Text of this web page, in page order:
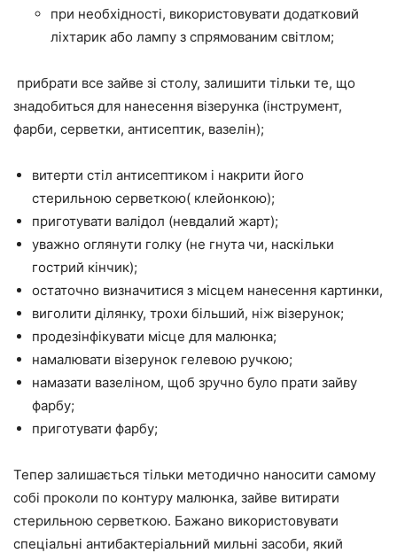
при необхідності, використовувати додатковий
ліхтарик або лампу з спрямованим світлом;
прибрати все зайве зі столу, залишити тільки те, що
знадобиться для нанесення візерунка (інструмент,
фарби, серветки, антисептик, вазелін);
витерти стіл антисептиком і накрити його
стерильною серветкою( клейонкою);
приготувати валідол (невдалий жарт);
уважно оглянути голку (не гнута чи, наскільки
гострий кінчик);
остаточно визначитися з місцем нанесення картинки,
виголити ділянку, трохи більший, ніж візерунок;
продезінфікувати місце для малюнка;
намалювати візерунок гелевою ручкою;
намазати вазеліном, щоб зручно було прати зайву
фарбу;
приготувати фарбу;
Тепер залишається тільки методично наносити самому
собі проколи по контуру малюнка, зайве витирати
стерильною серветкою. Бажано використовувати
спеціальні антибактеріальний мильні засоби, який